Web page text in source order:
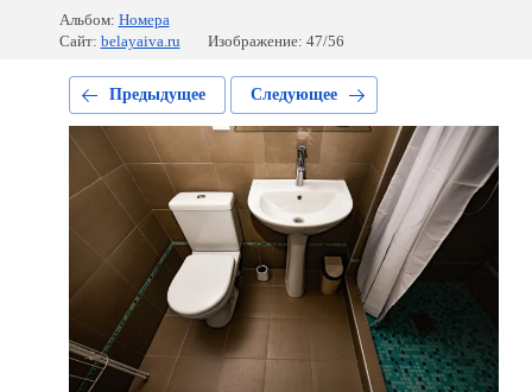
Альбом: Номера
Сайт: belayaiva.ru Изображение: 47/56
Предыдущее Следующее